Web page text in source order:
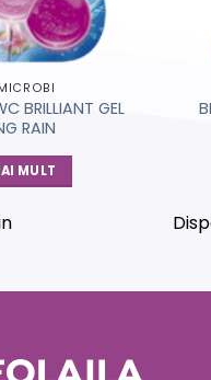
BRILLIANT GEL
RAIN
MULT